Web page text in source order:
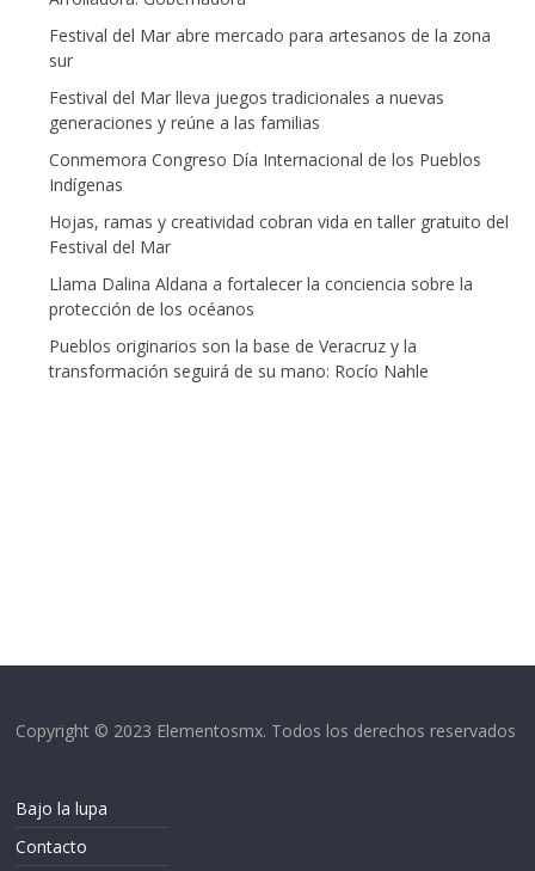
Festival del Mar abre mercado para artesanos de la zona
sur
Festival del Mar lleva juegos tradicionales a nuevas
generaciones y reúne a las familias
Conmemora Congreso Día Internacional de los Pueblos
Indígenas
Hojas, ramas y creatividad cobran vida en taller gratuito del
Festival del Mar
Llama Dalina Aldana a fortalecer la conciencia sobre la
protección de los océanos
Pueblos originarios son la base de Veracruz y la
transformación seguirá de su mano: Rocío Nahle
Copyright © 2023 Elementosmx. Todos los derechos reservados
Bajo la lupa
Contacto